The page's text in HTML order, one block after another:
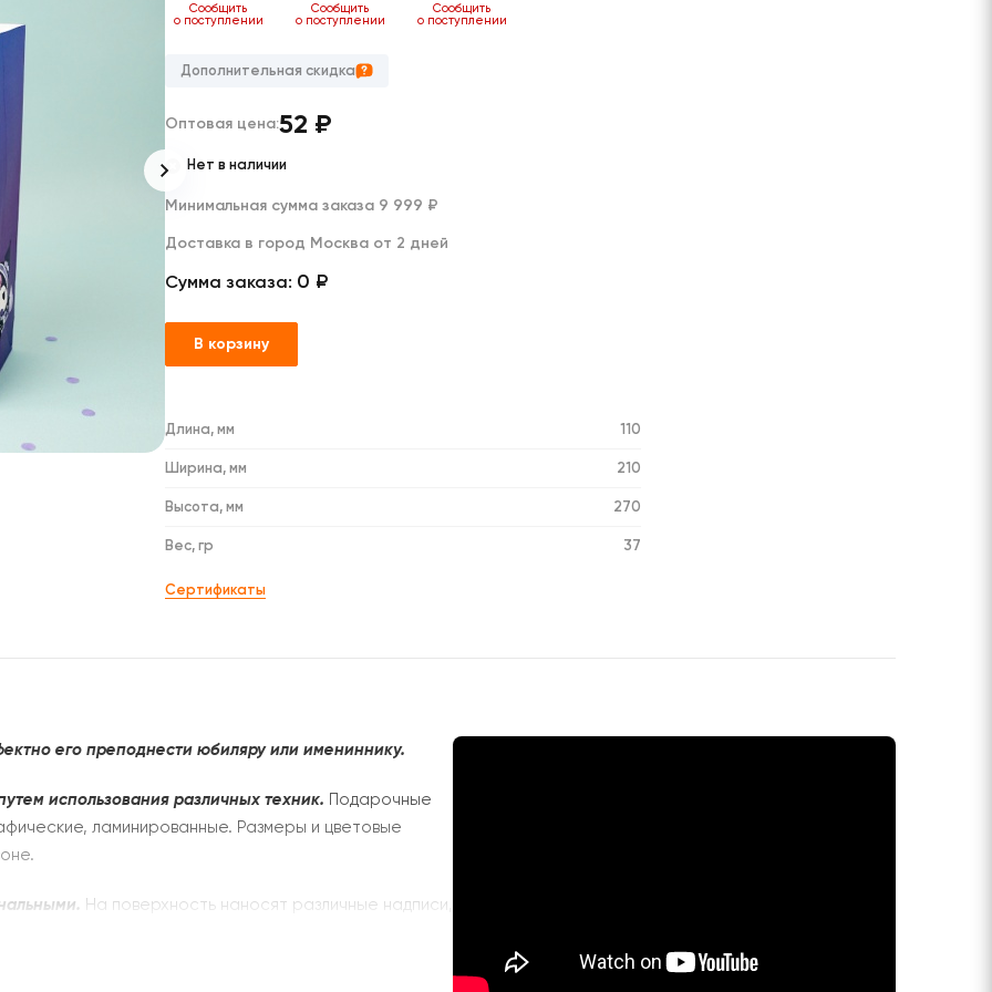
Мягкие игрушки
Сообщить
о поступлении
Сообщить
о поступлении
Сообщить
о поступлении
Дополнительная скидка
Оптовая цена:52 ₽
Нет в наличии
Минимальная сумма заказа 9 999 ₽
Доставка в город Москва от 2 дней
Сумма заказа: 0 ₽
В корзину
Длина, мм 110
Ширина, мм 210
Высота, мм 270
Вес, гр 37
Сертификаты
его преподнести юбиляру или имениннику.
использования различных техник. Подарочные
ламинированные. Размеры и цветовые
На поверхность наносят различные надписи,
с боковыми складками и прочными